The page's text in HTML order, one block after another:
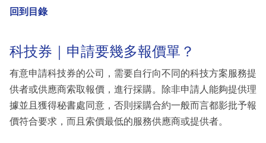
回到目錄
科技券｜申請要幾多報價單？
有意申請科技券的公司，需要自行向不同的科技方案服務提
供者或供應商索取報價，進行採購。除非申請人能夠提供理
據並且獲得秘書處同意，否則採購合約一般而言都影批予報
價符合要求，而且索價最低的服務供應商或提供者。